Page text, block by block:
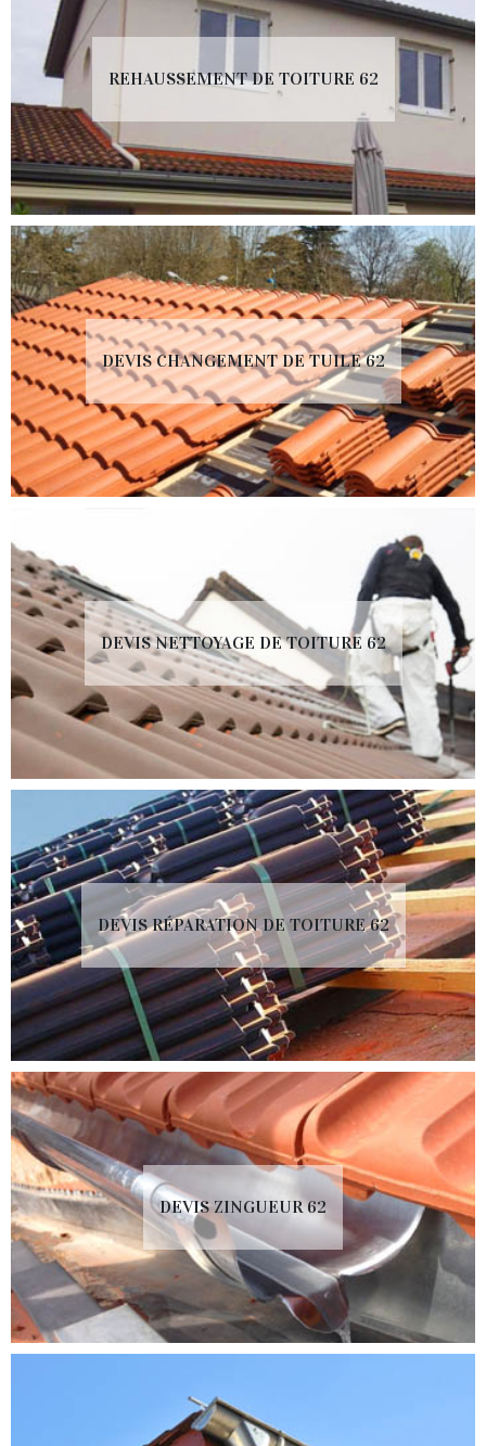
REHAUSSEMENT DE TOITURE 62
DEVIS CHANGEMENT DE TUILE 62
DEVIS NETTOYAGE DE TOITURE 62
DEVIS RÉPARATION DE TOITURE 62
DEVIS ZINGUEUR 62